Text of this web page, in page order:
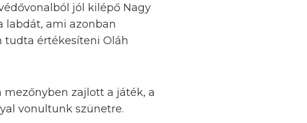
jól kilépő Nagy
labdát, ami azonban
tudta értékesíteni Oláh
zajlott a játék, a
vonultunk szünetre.